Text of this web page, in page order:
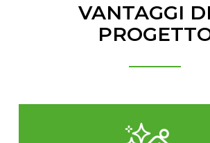
VANTAGGI